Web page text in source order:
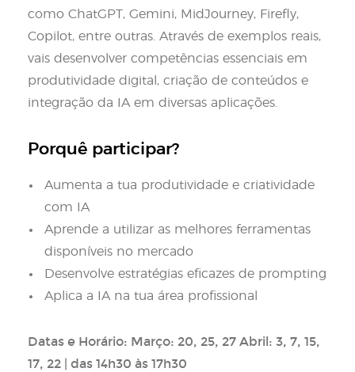
como ChatGPT, Gemini, MidJourney, Firefly,
Copilot, entre outras. Através de exemplos reais,
vais desenvolver competências essenciais em
produtividade digital, criação de conteúdos e
integração da IA em diversas aplicações.
Porquê participar?
Aumenta a tua produtividade e criatividade
com IA
Aprende a utilizar as melhores ferramentas
disponíveis no mercado
Desenvolve estratégias eficazes de prompting
Aplica a IA na tua área profissional
Datas e Horário: Março: 20, 25, 27 Abril: 3, 7, 15,
17, 22 | das 14h30 às 17h30